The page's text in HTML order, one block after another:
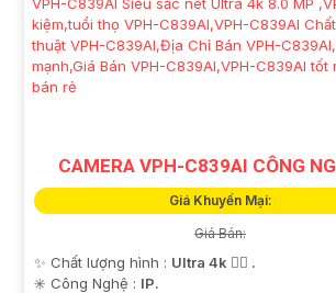
CAMERA VPH-C839AI CÔNG
Giá Khuyến Mại:
Giá Bán:
✨ Chất lượng hình : Ultra 4k 👍🏾 .
✳️ Công Nghệ : IP.